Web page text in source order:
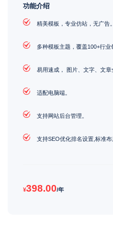
功能介绍
精美模板，专业仿站，无广告。
多种模板主题，覆盖100+行业
易用速成， 图片、文字、文章
适配电脑端。
支持网站后台管理。
支持SEO优化排名设置,标准
¥398.00/年